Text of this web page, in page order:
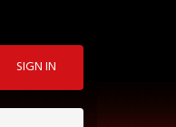
SIGN IN